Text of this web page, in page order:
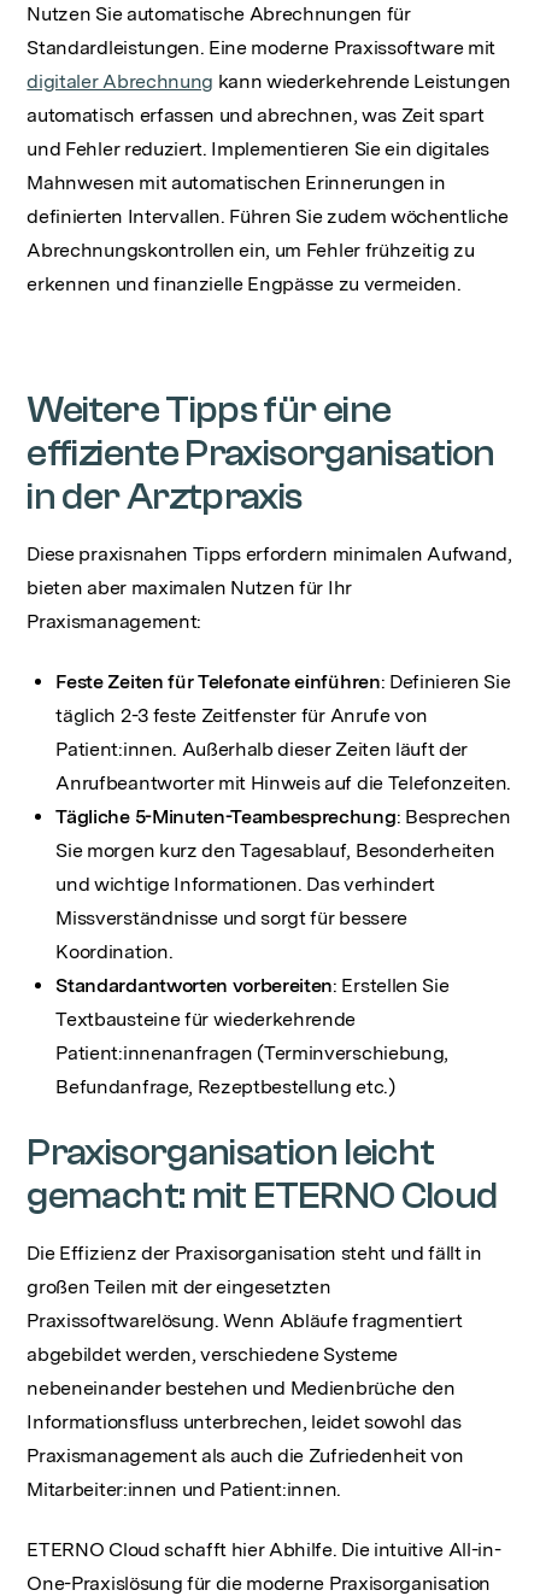
Nutzen Sie automatische Abrechnungen für
Standardleistungen. Eine moderne Praxissoftware mit
digitaler Abrechnung kann wiederkehrende Leistungen
automatisch erfassen und abrechnen, was Zeit spart
und Fehler reduziert. Implementieren Sie ein digitales
Mahnwesen mit automatischen Erinnerungen in
definierten Intervallen. Führen Sie zudem wöchentliche
Abrechnungskontrollen ein, um Fehler frühzeitig zu
erkennen und finanzielle Engpässe zu vermeiden.
Weitere Tipps für eine
effiziente Praxisorganisation
in der Arztpraxis
Diese praxisnahen Tipps erfordern minimalen Aufwand,
bieten aber maximalen Nutzen für Ihr
Praxismanagement:
Feste Zeiten für Telefonate einführen: Definieren Sie
täglich 2-3 feste Zeitfenster für Anrufe von
Patient:innen. Außerhalb dieser Zeiten läuft der
Anrufbeantworter mit Hinweis auf die Telefonzeiten.
Tägliche 5-Minuten-Teambesprechung: Besprechen
Sie morgen kurz den Tagesablauf, Besonderheiten
und wichtige Informationen. Das verhindert
Missverständnisse und sorgt für bessere
Koordination.
Standardantworten vorbereiten: Erstellen Sie
Textbausteine für wiederkehrende
Patient:innenanfragen (Terminverschiebung,
Befundanfrage, Rezeptbestellung etc.)
Praxisorganisation leicht
gemacht: mit ETERNO Cloud
Die Effizienz der Praxisorganisation steht und fällt in
großen Teilen mit der eingesetzten
Praxissoftwarelösung. Wenn Abläufe fragmentiert
abgebildet werden, verschiedene Systeme
nebeneinander bestehen und Medienbrüche den
Informationsfluss unterbrechen, leidet sowohl das
Praxismanagement als auch die Zufriedenheit von
Mitarbeiter:innen und Patient:innen.
ETERNO Cloud schafft hier Abhilfe. Die intuitive All-in-
One-Praxislösung für die moderne Praxisorganisation